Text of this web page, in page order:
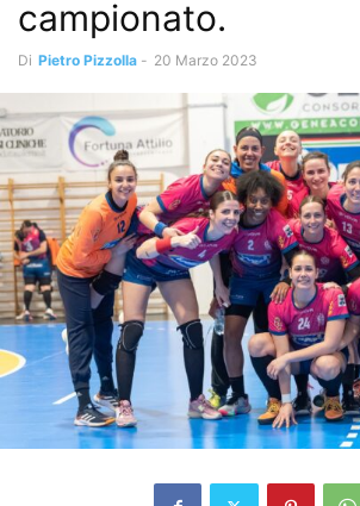
campionato.
Di Pietro Pizzolla - 20 Marzo 2023